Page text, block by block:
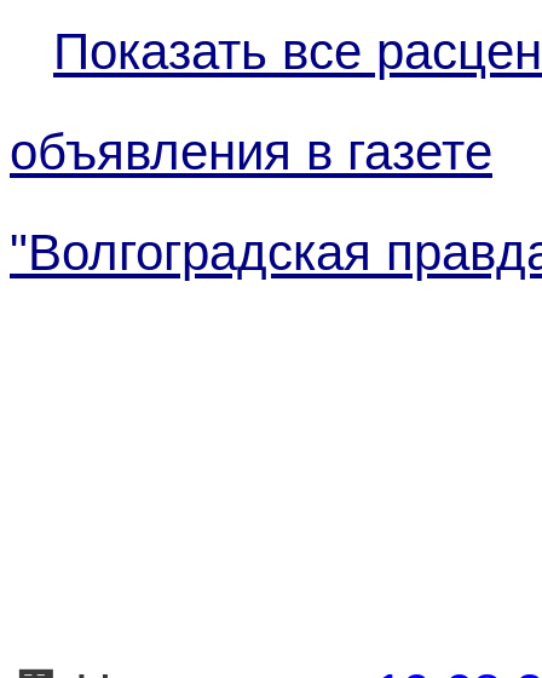
Показать все
объявления в газете
"Волгоградская